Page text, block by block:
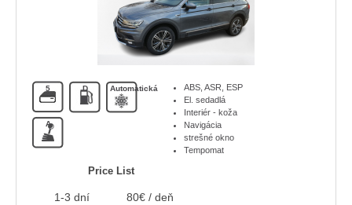
5 D Automatická
A
ABS, ASR, ESP
El. sedadlá
Interiér - koža
Navigácia
strešné okno
Tempomat
Price List
1-3 dní
80€ / deň